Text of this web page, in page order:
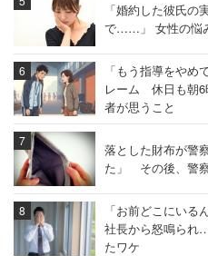
「婚約した彼氏の
で……」 女性の悩
「もう指導をやめ
レーム 休日も朝6
者が思うこと
落とした財布が警
た」 その後、警
「お前どこにいる
社長から怒鳴られ
たワケ